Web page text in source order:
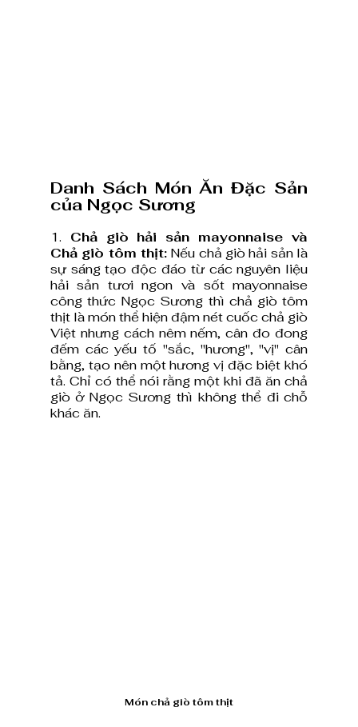
Danh Sách Món Ăn Đặc Sản
của Ngọc Sương
1. Chả giò hải sản mayonnaise và
Chả giò tôm thịt: Nếu chả giò hải sản là
sự sáng tạo độc đáo từ các nguyên liệu
hải sản tươi ngon và sốt mayonnaise
công thức Ngọc Sương thì chả giò tôm
thịt là món thể hiện đậm nét cuốc chả giò
Việt nhưng cách nêm nếm, cân đo đong
đếm các yếu tố "sắc, "hương", "vị" cân
bằng, tạo nên một hương vị đặc biệt khó
tả. Chỉ có thể nói rằng một khi đã ăn chả
giò ở Ngọc Sương thì không thể đi chỗ
khác ăn.
Món chả giò tôm thịt